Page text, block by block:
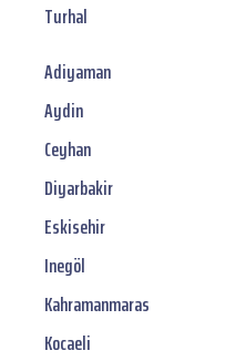
Turhal
Adiyaman
Aydin
Ceyhan
Diyarbakir
Eskisehir
Inegöl
Kahramanmaras
Kocaeli